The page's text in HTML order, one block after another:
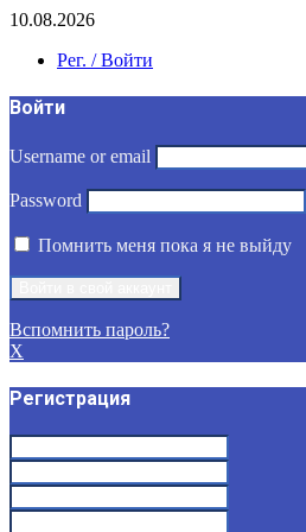
10.08.2026
Рег. / Войти
Войти
Username or email
Password
Помнить меня пока я не выйду
Вспомнить пароль?
X
Регистрация